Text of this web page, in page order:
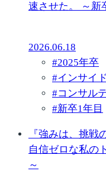
速させた。 ～新
2026.06.18
#2025年卒
#インサイ
#コンサル
#新卒1年目
『強みは、挑戦
自信ゼロな私の
～